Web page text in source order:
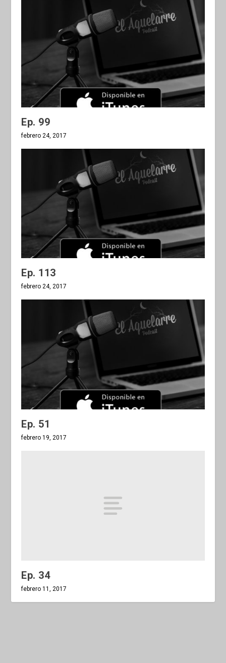
Ep. 99
febrero 24, 2017
Ep. 113
febrero 24, 2017
Ep. 51
febrero 19, 2017
Ep. 34
febrero 11, 2017